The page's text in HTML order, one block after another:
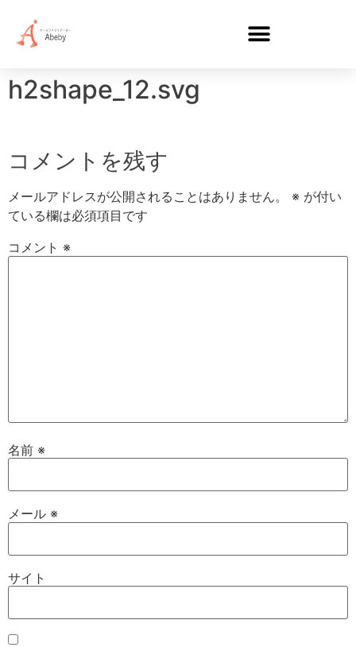
h2shape_12.svg
コメントを残す
メールアドレスが公開されることはありません。 ※ が付い
ている欄は必須項目です
コメント ※
名前 ※
メール ※
サイト